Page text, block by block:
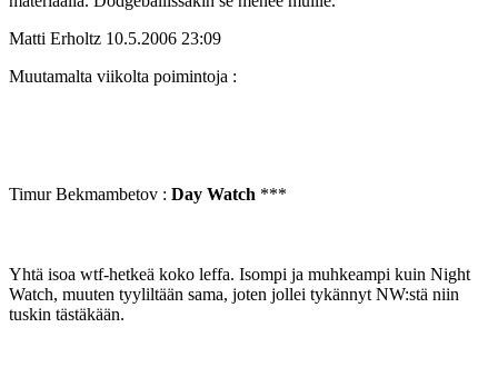
Matti Erholtz 10.5.2006 23:09
Muutamalta viikolta poimintoja :
Timur Bekmambetov : Day Watch ***
Yhtä isoa wtf-hetkeä koko leffa. Isompi ja muhkeampi kuin Night
Watch, muuten tyyliltään sama, joten jollei tykännyt NW:stä niin
tuskin tästäkään.